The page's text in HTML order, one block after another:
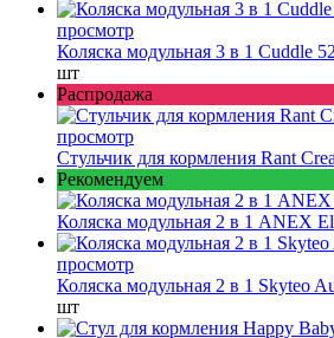
просмотр
Коляска модульная 3 в 1 Cuddle
шт
Распродажа
просмотр
Стульчик для кормления Rant
Рекомендуем
Коляска модульная 2 в 1 ANEX
просмотр
Коляска модульная 2 в 1 Skyteo
шт